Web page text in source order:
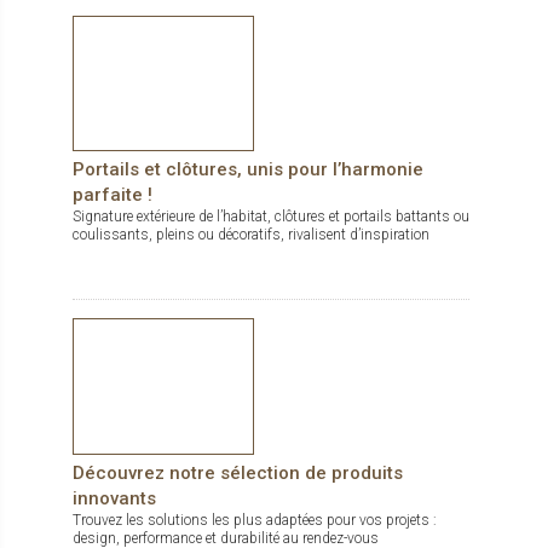
Portails et clôtures, unis pour l’harmonie
parfaite !
Signature extérieure de l’habitat, clôtures et portails battants ou
coulissants, pleins ou décoratifs, rivalisent d’inspiration
Découvrez notre sélection de produits
innovants
Trouvez les solutions les plus adaptées pour vos projets :
design, performance et durabilité au rendez-vous